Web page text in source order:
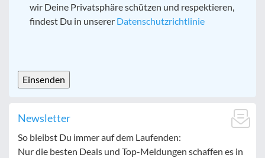
wir Deine Privatsphäre schützen und respektieren,
findest Du in unserer Datenschutzrichtlinie
Newsletter
So bleibst Du immer auf dem Laufenden:
Nur die besten Deals und Top-Meldungen schaffen es in